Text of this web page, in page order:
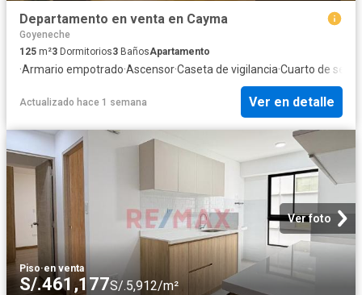
Departamento en venta en Cayma
Goyeneche
125 m²3 Dormitorios3 BañosApartamento
·Armario empotrado·Ascensor·Caseta de vigilancia·Cuarto de
Actualizado hace 1 semana Ver en detalle
Ver foto
Piso·en venta
S/.461,177S/.5,912/m²